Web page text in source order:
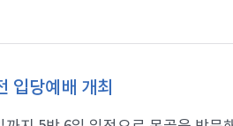
입당예배 개최